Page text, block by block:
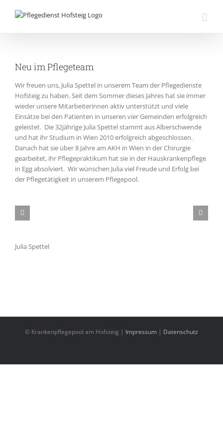
Inhalt
Neu im Pflegeteam
Wir freuen uns, Julia Spettel in unserem Team der Pflegedienste
Hofsteig zu haben. Seit dem Sommer dieses Jahres hat sie immer
wieder unsere Mitarbeiterinnen aktiv unterstützt und viele
Einsätze bei den Patienten in unseren vier Gemeinden erfolgreich
geleistet. Die 32jährige Julia Spettel stammt aus Alberschwende
und hat ihr Studium in Wien 2010 erfolgreich abgeschlossen.
Danach hat sie über 8 Jahre am AKH in Wien in der Chirurgie
gearbeitet, ihr Pflegepraktikum hat sie in der Hauskrankenpflege
in Egg absolviert. Wir wünschen Julia viel Freude und Erfolg bei
der Pflegetätigkeit in unserem Pflegepool.
Julia Spettel
© Krankenpflegepool am Hofsteig | Impressum | Datenschutz